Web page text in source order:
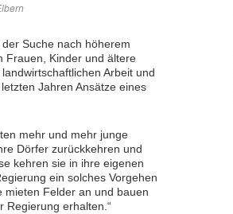
Suche nach höherem
Frauen, Kinder und ältere
Arbeit und
Jahren Ansätze eines
mehr und mehr junge
Dörfer zurückkehren und
kehren sie in ihre eigenen
ein solches Vorgehen
mieten Felder an und bauen
Regierung erhalten.“